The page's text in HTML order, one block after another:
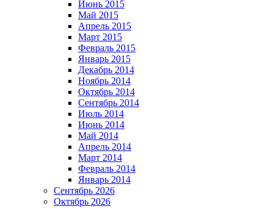
Июнь 2015
Май 2015
Апрель 2015
Март 2015
Февраль 2015
Январь 2015
Декабрь 2014
Ноябрь 2014
Октябрь 2014
Сентябрь 2014
Июль 2014
Июнь 2014
Май 2014
Апрель 2014
Март 2014
Февраль 2014
Январь 2014
Сентябрь 2026
Октябрь 2026